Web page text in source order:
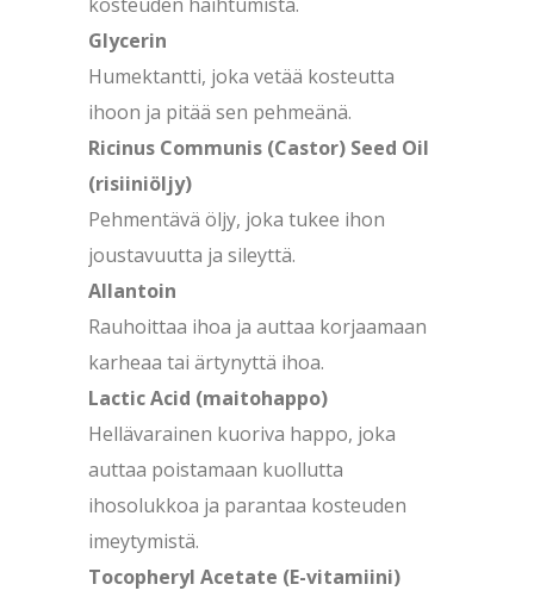
Glycerin
Humektantti, joka vetää kosteutta
ihoon ja pitää sen pehmeänä.
Ricinus Communis (Castor) Seed Oil
(risiiniöljy)
Pehmentävä öljy, joka tukee ihon
joustavuutta ja sileyttä.
Allantoin
Rauhoittaa ihoa ja auttaa korjaamaan
karheaa tai ärtynyttä ihoa.
Lactic Acid (maitohappo)
Hellävarainen kuoriva happo, joka
auttaa poistamaan kuollutta
ihosolukkoa ja parantaa kosteuden
imeytymistä.
Tocopheryl Acetate (E-vitamiini)